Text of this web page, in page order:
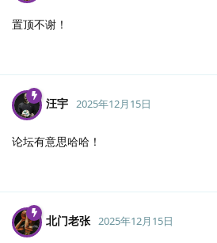
置顶不谢！
汪宇 2025年12月15日
论坛有意思哈哈！
北门老张 2025年12月15日